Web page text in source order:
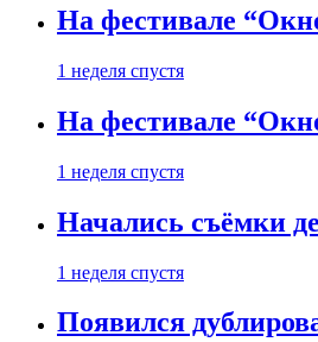
На фестивале
1 неделя спустя
На фестивале
1 неделя спустя
Начались съёмки
1 неделя спустя
Появился